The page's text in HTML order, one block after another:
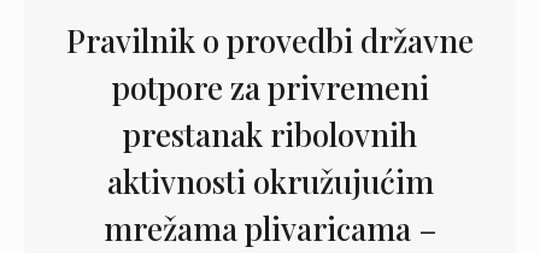
Pravilnik o provedbi državne
potpore za privremeni
prestanak ribolovnih
aktivnosti okružujućim
mrežama plivaricama –